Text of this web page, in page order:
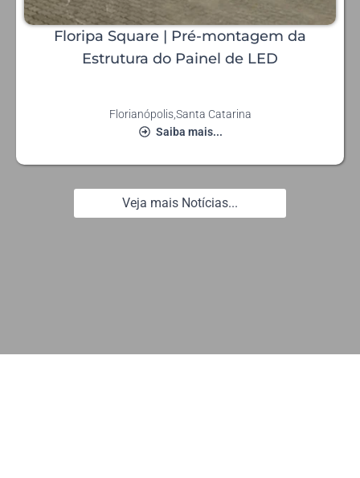
Floripa Square | Pré-montagem da
Estrutura do Painel de LED
Florianópolis,Santa Catarina
Saiba mais...
Veja mais Notícias...